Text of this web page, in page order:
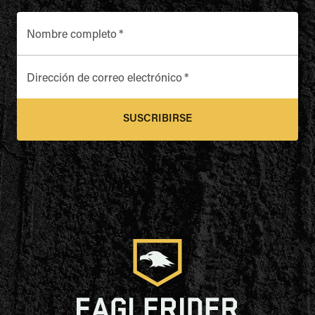
Nombre completo*
Dirección de correo electrónico*
SUSCRIBIRSE